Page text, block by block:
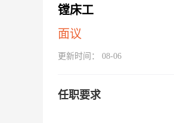
镗床工
面议
更新时间： 08-06
任职要求